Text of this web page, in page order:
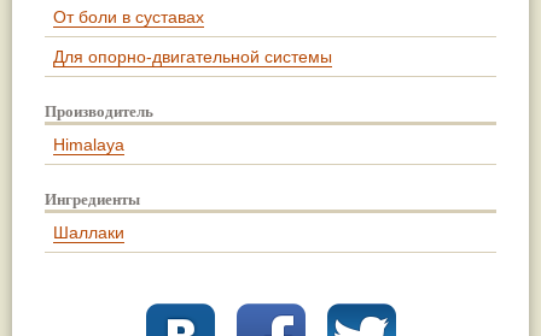
От боли в суставах
Для опорно-двигательной системы
Производитель
Himalaya
Ингредиенты
Шаллаки